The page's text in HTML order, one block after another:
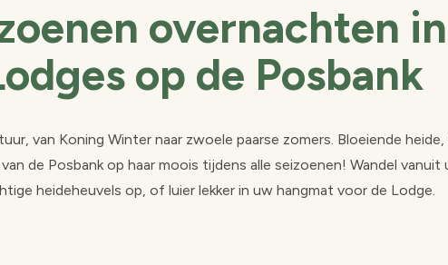
overnachten
op de Posbank
van Koning Winter naar zwoele paarse zomers. Bloeiende
de Posbank op haar moois tijdens alle seizoenen! Wandel
heideheuvels op, of luier lekker in uw hangmat voor de Lodge.